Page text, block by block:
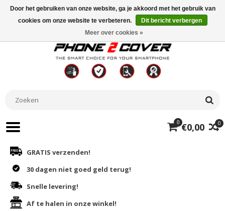
0
0 €0,00
GRATIS verzenden!
30 dagen niet goed geld terug!
Snelle levering!
Af te halen in onze winkel!
Door het gebruiken van onze website, ga je akkoord met het gebruik van
cookies om onze website te verbeteren.
Dit bericht verbergen
Meer over cookies »